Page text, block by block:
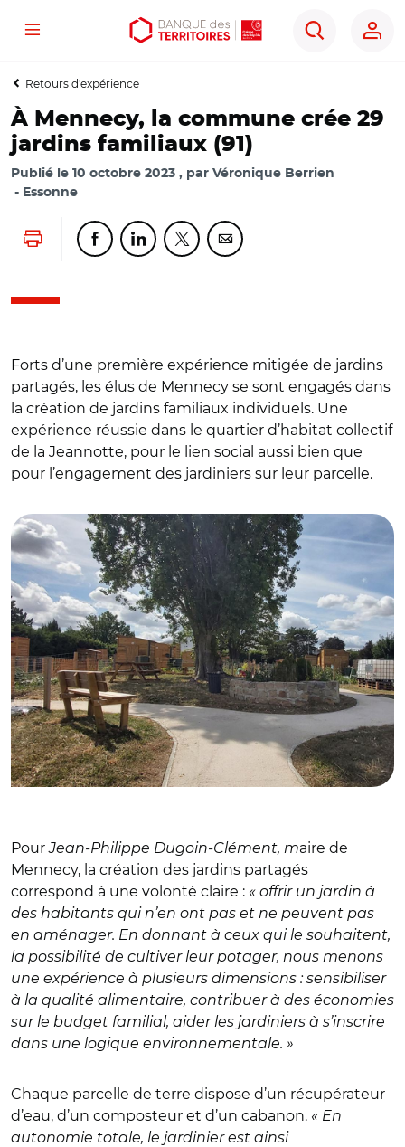
Aller
contenu
Aller
menu
Ouvrir
outils
Menu
Rechercher
Retours d'expérience
À Mennecy, la commune crée 29
jardins familiaux (91)
Publié le 10 octobre 2023 par Véronique Berrien
Essonne
Lancer l'impressionPartager cette page sur Facebook
Partager cette page sur Linkedin
Partager cette page sur Twitter
Partager cette page sur
Forts d’une première expérience mitigée de jardins
partagés, les élus de Mennecy se sont engagés dans
la création de jardins familiaux individuels. Une
expérience réussie dans le quartier d’habitat collectif
de la Jeannotte, pour le lien social aussi bien que
pour l’engagement des jardiniers sur leur parcelle.
PourJean-Philippe Dugoin-Clément, maire de
Mennecy, la création des jardins partagés
correspond à une volonté claire : « offrir un jardin à
des habitants qui n’en ont pas et ne peuvent pas
en aménager. En donnant à ceux qui le souhaitent,
la possibilité de cultiver leur potager, nous menons
une expérience à plusieurs dimensions : sensibiliser
à la qualité alimentaire, contribuer à des économies
sur le budget familial, aider les jardiniers à s’inscrire
dans une logique environnementale. »
Chaque parcelle de terre dispose d’un récupérateur
d’eau, d’un composteur et d’un cabanon. « En
autonomie totale, le jardinier est ainsi